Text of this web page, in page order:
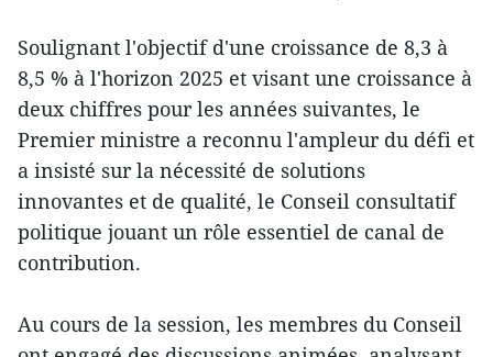
Soulignant l'objectif d'une croissance de 8,3 à
8,5 % à l'horizon 2025 et visant une croissance à
deux chiffres pour les années suivantes, le
Premier ministre a reconnu l'ampleur du défi et
a insisté sur la nécessité de solutions
innovantes et de qualité, le Conseil consultatif
politique jouant un rôle essentiel de canal de
contribution.
Au cours de la session, les membres du Conseil